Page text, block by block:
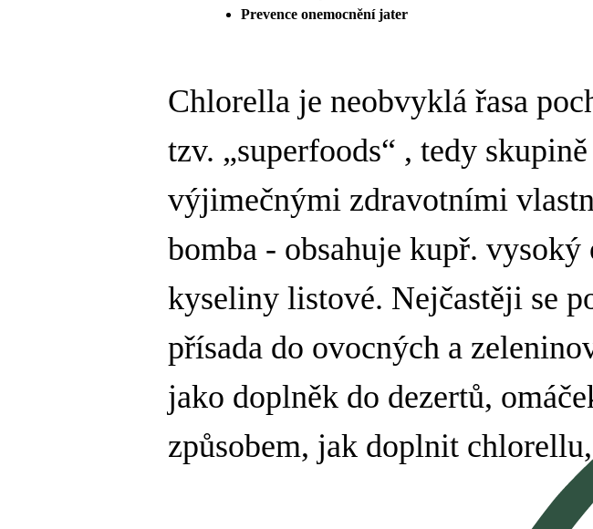
Prevence onemocnění jater
Chlorella je neobvyklá řasa
tzv. „superfoods“ , tedy
výjimečnými zdravotními
bomba - obsahuje kupř.
kyseliny listové. Nejčastěji se
přísada do ovocných a
jako doplněk do dezertů,
způsobem, jak doplnit